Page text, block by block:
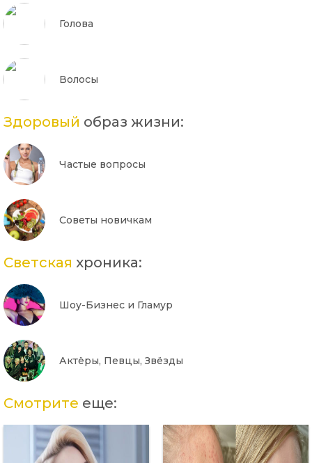
Голова
Волосы
Здоровый образ жизни:
Частые вопросы
Советы новичкам
Светская хроника:
Шоу-Бизнес и Гламур
Актёры, Певцы, Звёзды
Смотрите еще: